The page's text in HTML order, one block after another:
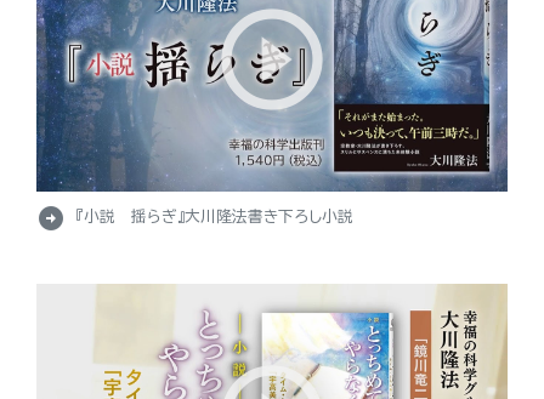
arrow_circle_right 『小説 揺らぎ』大川隆法書き下ろし小説